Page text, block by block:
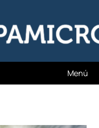
Menú